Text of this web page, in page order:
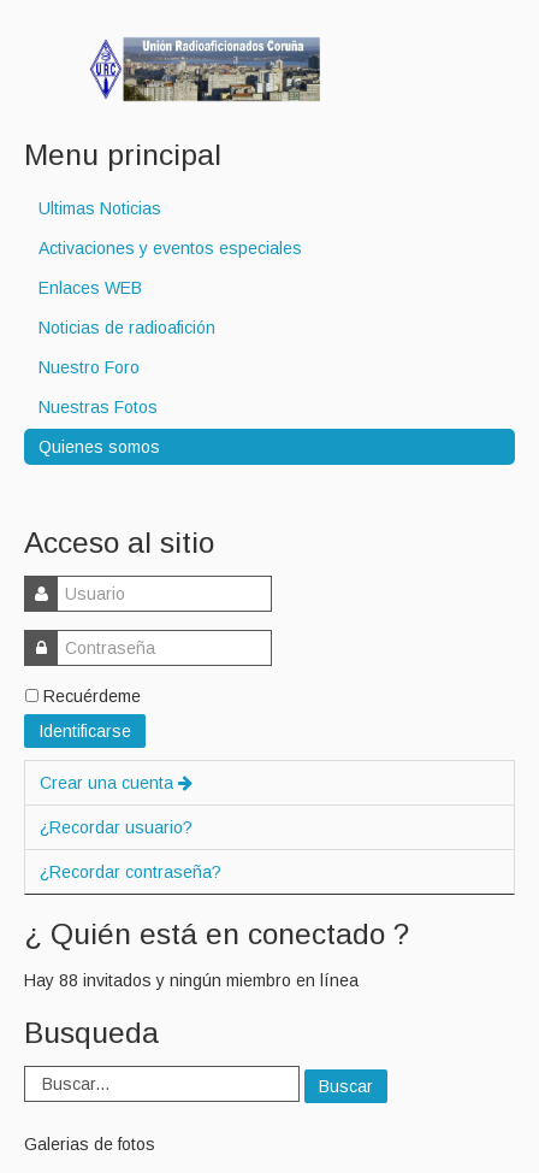
Menu principal
Ultimas Noticias
Activaciones y eventos especiales
Enlaces WEB
Noticias de radioafición
Nuestro Foro
Nuestras Fotos
Quienes somos
Acceso al sitio
Recuérdeme
Identificarse
Crear una cuenta
¿Recordar usuario?
¿Recordar contraseña?
¿ Quién está en conectado ?
Hay 88 invitados y ningún miembro en línea
Busqueda
Buscar
Galerias de fotos